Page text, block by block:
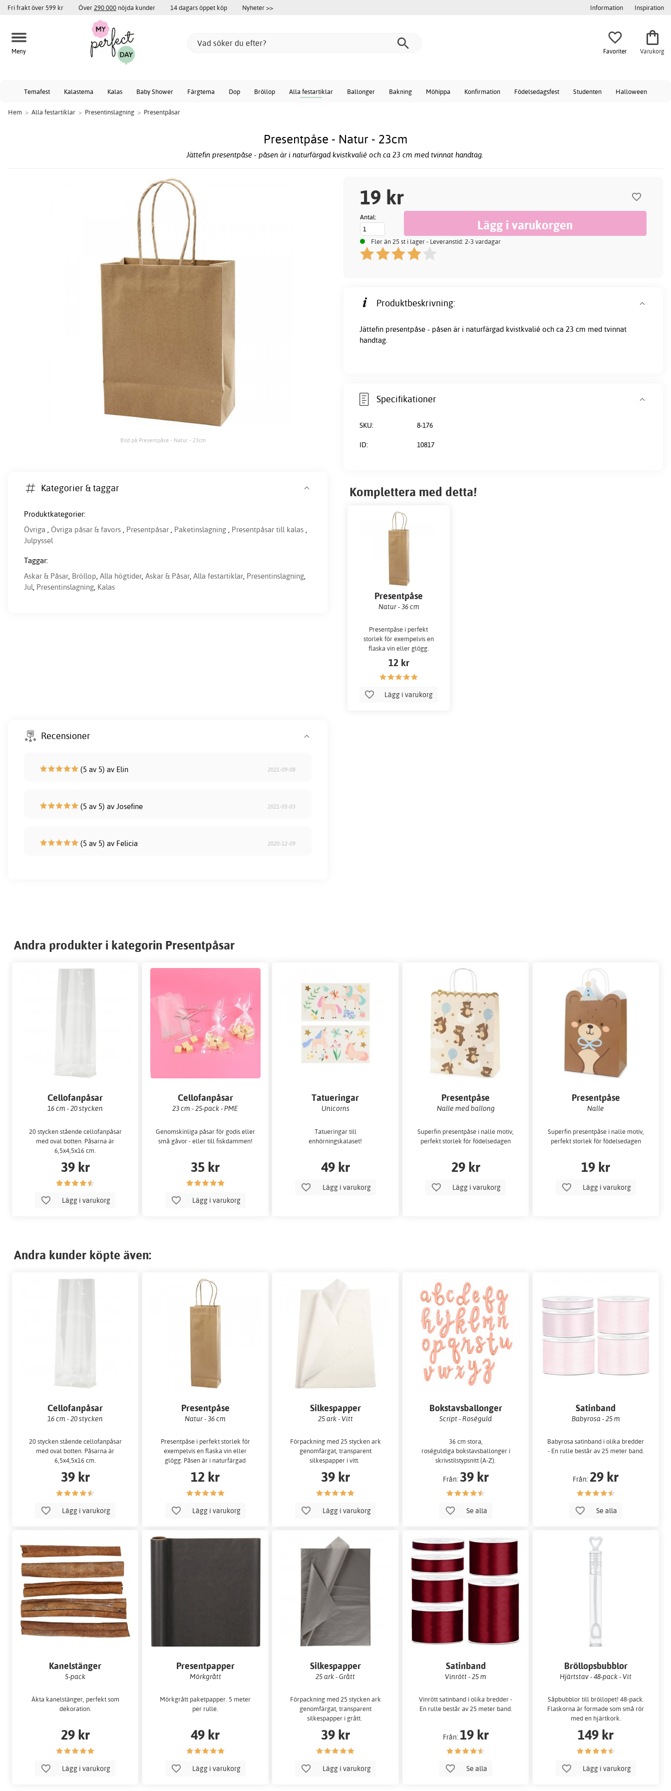
Fri frakt över 599 kr Över 290 000 nöjda kunder 14 dagars öppet köp Nyheter >> Information Inspiration
Meny Favoriter Varukorg
Temafest Kalastema Kalas Baby Shower Färgtema Dop Bröllop Alla festartiklar Ballonger Bakning Möhippa Konfirmation Födelsedagsfest Studenten Halloween
Hem > Alla festartiklar > Presentinslagning > Presentpåsar
Presentpåse - Natur - 23cm
Jättefin presentpåse - påsen är i naturfärgad kvistkvalié och ca 23 cm med tvinnat handtag.
Bild på Presentpåse - Natur - 23cm
19 kr
Antal:
Fler än 25 st i lager - Leveranstid: 2-3 vardagar
Produktbeskrivning:
Jättefin presentpåse - påsen är i naturfärgad kvistkvalié och ca 23 cm med tvinnat
handtag.
Specifikationer
SKU: 8-176
ID: 10817
Kategorier & taggar
Produktkategorier:
Övriga , Övriga påsar & favors , Presentpåsar , Paketinslagning , Presentpåsar till kalas ,
Julpyssel
Taggar:
Askar & Påsar, Bröllop, Alla högtider, Askar & Påsar, Alla festartiklar, Presentinslagning,
Jul, Presentinslagning, Kalas
Komplettera med detta!
Presentpåse
Natur - 36 cm
Presentpåse i perfekt
storlek för exempelvis en
flaska vin eller glögg.
Påsen är i naturfärgad
kvistkvalié och ca 36 cm
hög med
12 kr
Lägg i varukorg
Recensioner
(5 av 5) av Elin 2021-09-08
(5 av 5) av Josefine 2021-05-03
(5 av 5) av Felicia 2020-12-09
Andra produkter i kategorin Presentpåsar
Cellofanpåsar
16 cm - 20 stycken
20 stycken stående cellofanpåsar
med oval botten. Påsarna är
6,5x4,5x16 cm.
39 kr
Lägg i varukorg
Cellofanpåsar
23 cm - 25-pack - PME
Genomskinliga påsar för godis eller
små gåvor - eller till fiskdammen!
35 kr
Lägg i varukorg
Tatueringar
Unicorns
Tatueringar till
enhörningskalaset!
49 kr
Lägg i varukorg
Presentpåse
Nalle med ballong
Superfin presentpåse i nalle motiv,
perfekt storlek för födelsedagen
29 kr
Lägg i varukorg
Presentpåse
Nalle
Superfin presentpåse i nalle motiv,
perfekt storlek för födelsedagen
19 kr
Lägg i varukorg
Andra kunder köpte även:
Cellofanpåsar
16 cm - 20 stycken
20 stycken stående cellofanpåsar
med oval botten. Påsarna är
6,5x4,5x16 cm.
39 kr
Lägg i varukorg
Presentpåse
Natur - 36 cm
Presentpåse i perfekt storlek för
exempelvis en flaska vin eller
glögg. Påsen är i naturfärgad
kvistkvalié och ca 36 cm hög med
12 kr
Lägg i varukorg
Silkespapper
25 ark - Vitt
Förpackning med 25 stycken ark
genomfärgat, transparent
silkespapper i vitt.
39 kr
Lägg i varukorg
Bokstavsballonger
Script - Roséguld
36 cm stora,
roséguldiga bokstavsballonger i
skrivstilstypsnitt (A-Z).
Från: 39 kr
Se alla
Satinband
Babyrosa - 25 m
Babyrosa satinband i olika bredder
- En rulle består av 25 meter band.
Från: 29 kr
Se alla
Kanelstänger
5-pack
Äkta kanelstänger, perfekt som
dekoration.
29 kr
Lägg i varukorg
Presentpapper
Mörkgrått
Mörkgrått paketpapper. 5 meter
per rulle.
49 kr
Lägg i varukorg
Silkespapper
25 ark - Grått
Förpackning med 25 stycken ark
genomfärgat, transparent
silkespapper i grått.
39 kr
Lägg i varukorg
Satinband
Vinrött - 25 m
Vinrött satinband i olika bredder -
En rulle består av 25 meter band.
Från: 19 kr
Se alla
Bröllopsbubblor
Hjärtstav - 48-pack - Vit
Såpbubblor till bröllopet! 48-pack.
Flaskorna är formade som små rör
med en hjärtkork.
149 kr
Lägg i varukorg